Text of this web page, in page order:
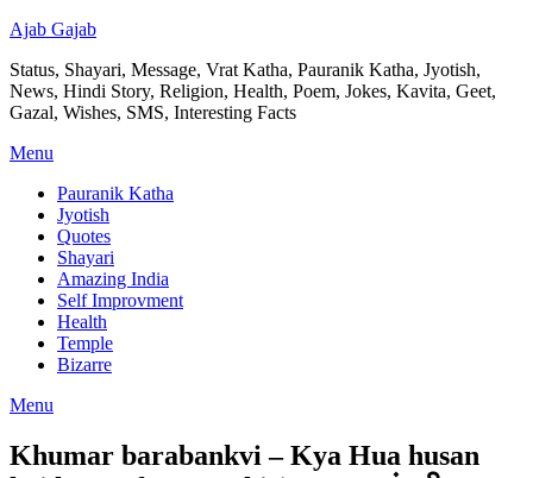
Ajab Gajab
Status, Shayari, Message, Vrat Katha, Pauranik Katha, Jyotish,
News, Hindi Story, Religion, Health, Poem, Jokes, Kavita, Geet,
Gazal, Wishes, SMS, Interesting Facts
Menu
Pauranik Katha
Jyotish
Quotes
Shayari
Amazing India
Self Improvment
Health
Temple
Bizarre
Menu
Khumar barabankvi – Kya Hua husan